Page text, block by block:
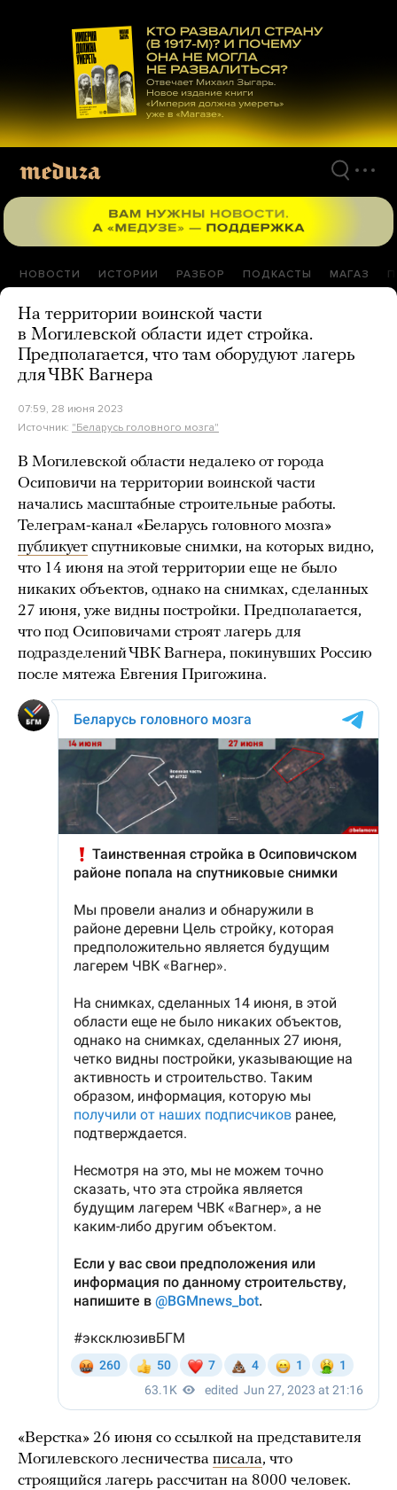
материалам
НОВОСТИ ИСТОРИИ РАЗБОР ПОДКАСТЫ МАГАЗ
На территории воинской части
в Могилевской области идет стройка.
Предполагается, что там оборудуют лагерь
для ЧВК Вагнера
07:59, 28 июня 2023
Источник: "Беларусь головного мозга"
В Могилевской области недалеко от города
Осиповичи на территории воинской части
начались масштабные строительные работы.
Телеграм-канал «Беларусь головного мозга»
публикует спутниковые снимки, на которых видно,
что 14 июня на этой территории еще не было
никаких объектов, однако на снимках, сделанных
27 июня, уже видны постройки. Предполагается,
что под Осиповичами строят лагерь для
подразделений ЧВК Вагнера, покинувших Россию
после мятежа Евгения Пригожина.
«Верстка» 26 июня со ссылкой на представителя
Могилевского лесничества писала, что
строящийся лагерь рассчитан на 8000 человек.